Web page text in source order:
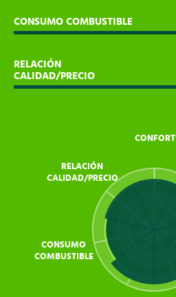
CONSUMO COMBUSTIBLE
RELACIÓN
CALIDAD/PRECIO
CONFORT
CONSUMO
COMBUSTIBLE
RELACIÓN
CALIDAD/PRECIO